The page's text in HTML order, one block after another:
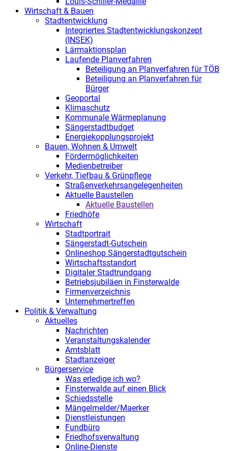
Wirtschaft & Bauen
Stadtentwicklung
Integriertes Stadtentwicklungskonzept
(INSEK)
Lärmaktionsplan
Laufende Planverfahren
Beteiligung an Planverfahren für TÖB
Beteiligung an Planverfahren für
Bürger
Geoportal
Klimaschutz
Kommunale Wärmeplanung
Sängerstadtbudget
Energiekopplungsprojekt
Bauen, Wohnen & Umwelt
Fördermöglichkeiten
Medienbetreiber
Verkehr, Tiefbau & Grünpflege
Straßenverkehrsangelegenheiten
Aktuelle Baustellen
Aktuelle Baustellen
Friedhöfe
Wirtschaft
Stadtportrait
Sängerstadt-Gutschein
Onlineshop Sängerstadtgutschein
Wirtschaftsstandort
Digitaler Stadtrundgang
Betriebsjubiläen in Finsterwalde
Firmenverzeichnis
Unternehmertreffen
Politik & Verwaltung
Aktuelles
Nachrichten
Veranstaltungskalender
Amtsblatt
Stadtanzeiger
Bürgerservice
Was erledige ich wo?
Finsterwalde auf einen Blick
Schiedsstelle
Mängelmelder/Maerker
Dienstleistungen
Fundbüro
Friedhofsverwaltung
Online-Dienste